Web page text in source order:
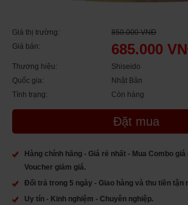
Giá thị trường:
850.000 VNĐ
Giá bán:
685.000
Thương hiệu:
Shiseido
Quốc gia:
Nhật Bản
Tình trạng:
Còn hàng
Đặt mua
Hàng chính hãng - Giá rẻ nhất - Mua Combo
Voucher giảm giá.
Đổi trả trong 5 ngày - Giao hàng và thu tiền tận
Uy tín - Kinh nghiệm - Chuyên nghiệp.